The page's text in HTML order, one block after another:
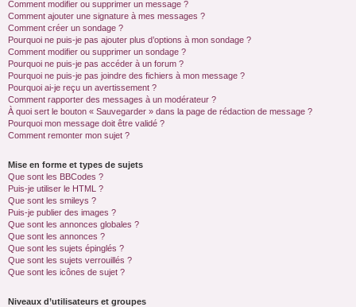
Comment modifier ou supprimer un message ?
Comment ajouter une signature à mes messages ?
Comment créer un sondage ?
Pourquoi ne puis-je pas ajouter plus d’options à mon sondage ?
Comment modifier ou supprimer un sondage ?
Pourquoi ne puis-je pas accéder à un forum ?
Pourquoi ne puis-je pas joindre des fichiers à mon message ?
Pourquoi ai-je reçu un avertissement ?
Comment rapporter des messages à un modérateur ?
À quoi sert le bouton « Sauvegarder » dans la page de rédaction de message ?
Pourquoi mon message doit être validé ?
Comment remonter mon sujet ?
Mise en forme et types de sujets
Que sont les BBCodes ?
Puis-je utiliser le HTML ?
Que sont les smileys ?
Puis-je publier des images ?
Que sont les annonces globales ?
Que sont les annonces ?
Que sont les sujets épinglés ?
Que sont les sujets verrouillés ?
Que sont les icônes de sujet ?
Niveaux d’utilisateurs et groupes